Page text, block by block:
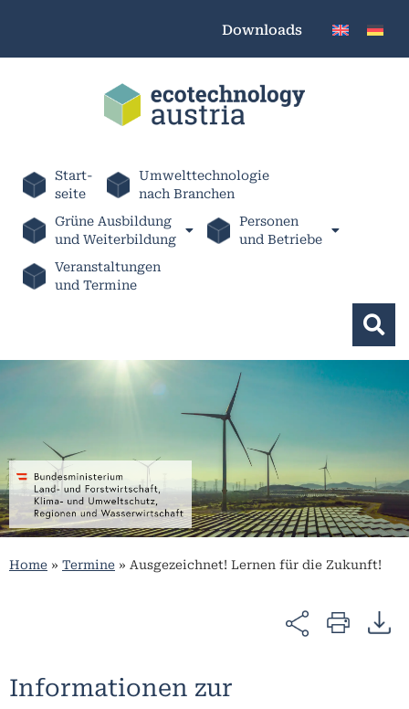
Downloads
Start-
seite
Umwelttechnologie
nach Branchen
Grüne Ausbildung
und Weiterbildung
Personen
und Betriebe
Veranstaltungen
und Termine
Home » Termine » Ausgezeichnet! Lernen für die Zukunft!
Informationen zur